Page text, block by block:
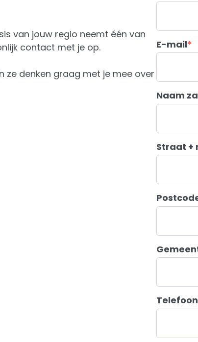
van jouw regio neemt één van
contact met je op.
ze denken graag met je mee over
E-mail*
Naam
Straat +